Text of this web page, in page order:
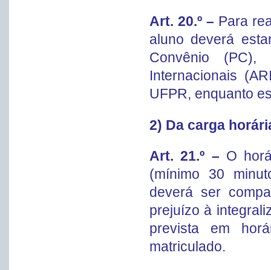
Art. 20.º – Para
aluno deverá
Convênio (PC),
Internacionais
UFPR, enquanto
2) Da carga
Art. 21.º – O
(mínimo 30
deverá ser
prejuízo à
prevista em
matriculado.